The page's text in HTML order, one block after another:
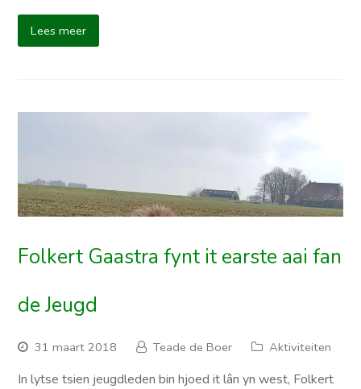
Lees meer
Folkert Gaastra fynt it earste aai fan
de Jeugd
31 maart 2018 Teade de Boer Aktiviteiten
In lytse tsien jeugdleden bin hjoed it lân yn west, Folkert